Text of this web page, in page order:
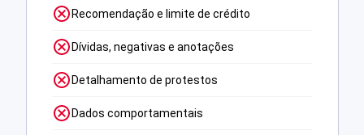
Recomendação e limite de crédito
Dívidas, negativas e anotações
Detalhamento de protestos
Dados comportamentais